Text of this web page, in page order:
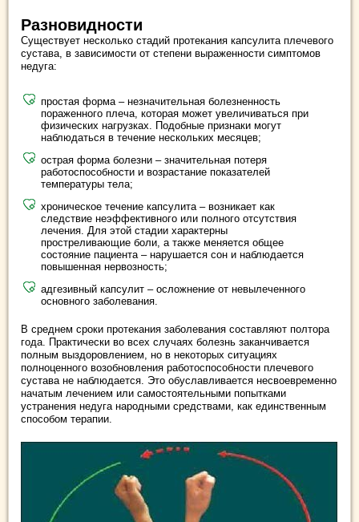
Разновидности
Существует несколько стадий протекания капсулита плечевого
сустава, в зависимости от степени выраженности симптомов
недуга:
простая форма – незначительная болезненность
пораженного плеча, которая может увеличиваться при
физических нагрузках. Подобные признаки могут
наблюдаться в течение нескольких месяцев;
острая форма болезни – значительная потеря
работоспособности и возрастание показателей
температуры тела;
хроническое течение капсулита – возникает как
следствие неэффективного или полного отсутствия
лечения. Для этой стадии характерны
простреливающие боли, а также меняется общее
состояние пациента – нарушается сон и наблюдается
повышенная нервозность;
адгезивный капсулит – осложнение от невылеченного
основного заболевания.
В среднем сроки протекания заболевания составляют полтора
года. Практически во всех случаях болезнь заканчивается
полным выздоровлением, но в некоторых ситуациях
полноценного возобновления работоспособности плечевого
сустава не наблюдается. Это обуславливается несвоевременно
начатым лечением или самостоятельными попытками
устранения недуга народными средствами, как единственным
способом терапии.